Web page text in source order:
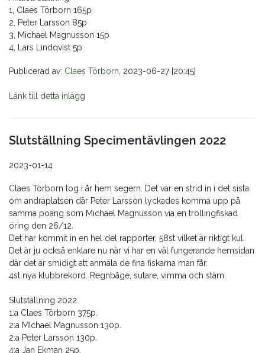
1, Claes Törborn 165p
2, Peter Larsson 85p
3, Michael Magnusson 15p
4, Lars Lindqvist 5p
Publicerad av: Claes Törborn , 2023-06-27 [20:45]
Länk till detta inlägg
Slutställning Specimentävlingen 2022
2023-01-14
Claes Törborn tog i år hem segern. Det var en strid in i det sista
om andraplatsen där Peter Larsson lyckades komma upp på
samma poäng som Michael Magnusson via en trollingfiskad
öring den 26/12.
Det har kommit in en hel del rapporter, 58st vilket är riktigt kul.
Det är ju också enklare nu när vi har en väl fungerande hemsidan
där det är smidigt att anmäla de fina fiskarna man får.
4st nya klubbrekord. Regnbåge, sutare, vimma och stäm.
Slutställning 2022
1:a Claes Törborn 375p.
2:a MIchael Magnusson 130p.
2:a Peter Larsson 130p.
4:a Jan Ekman 25p.